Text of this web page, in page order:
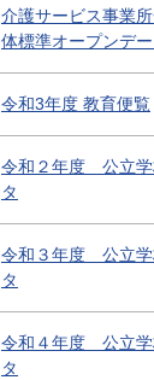
介護サービス事業
体標準オープンデー
令和3年度 教育便覧
令和２年度 公立学
タ
令和３年度 公立学
タ
令和４年度 公立学
タ